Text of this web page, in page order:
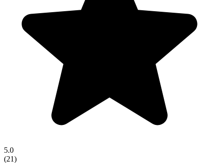
5.0
(21)